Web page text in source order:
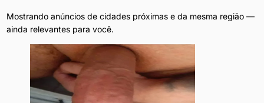
Mostrando anúncios de cidades próximas e da mesma região —
ainda relevantes para você.